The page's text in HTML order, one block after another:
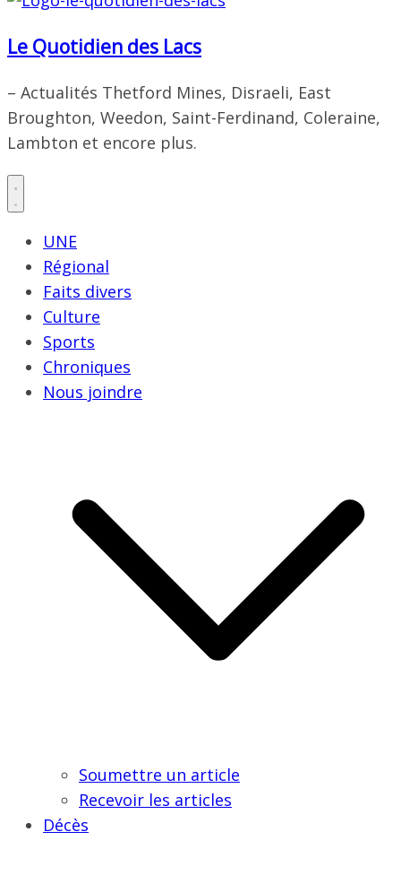
Le Quotidien des Lacs
– Actualités Thetford Mines, Disraeli, East
Broughton, Weedon, Saint-Ferdinand, Coleraine,
Lambton et encore plus.
UNE
Régional
Faits divers
Culture
Sports
Chroniques
Nous joindre
Soumettre un article
Recevoir les articles
Décès